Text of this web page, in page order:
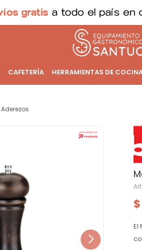
CAFETERÍA HERRAMIENTAS DE
Aderezos
$
El